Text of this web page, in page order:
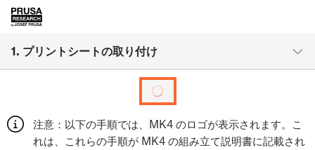
1. プリントシートの取り付け
注意：以下の手順では、MK4 のロゴが表示されます。こ
れは、これらの手順が MK4 の組み立て説明書に記載され